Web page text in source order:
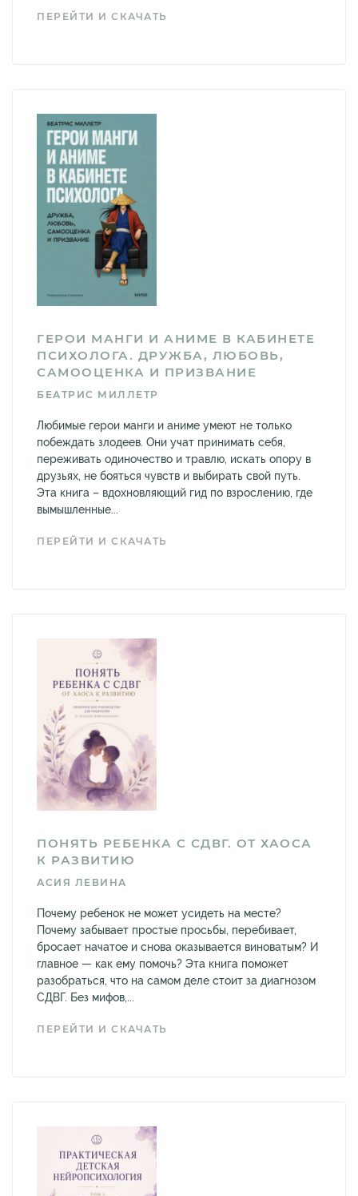
ПЕРЕЙТИ И СКАЧАТЬ
ГЕРОИ МАНГИ И АНИМЕ В КАБИНЕТЕ
ПСИХОЛОГА. ДРУЖБА, ЛЮБОВЬ,
САМООЦЕНКА И ПРИЗВАНИЕ
БЕАТРИС МИЛЛЕТР
Любимые герои манги и аниме умеют не только
побеждать злодеев. Они учат принимать себя,
переживать одиночество и травлю, искать опору в
друзьях, не бояться чувств и выбирать свой путь.
Эта книга – вдохновляющий гид по взрослению, где
вымышленные...
ПЕРЕЙТИ И СКАЧАТЬ
ПОНЯТЬ РЕБЕНКА С СДВГ. ОТ ХАОСА
К РАЗВИТИЮ
АСИЯ ЛЕВИНА
Почему ребенок не может усидеть на месте?
Почему забывает простые просьбы, перебивает,
бросает начатое и снова оказывается виноватым? И
главное — как ему помочь? Эта книга поможет
разобраться, что на самом деле стоит за диагнозом
СДВГ. Без мифов,...
ПЕРЕЙТИ И СКАЧАТЬ